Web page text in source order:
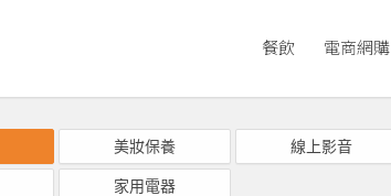
餐飲 電商網購
美妝保養 線上影音
家用電器